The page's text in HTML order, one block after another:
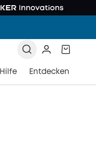
Hilfe Entdecken